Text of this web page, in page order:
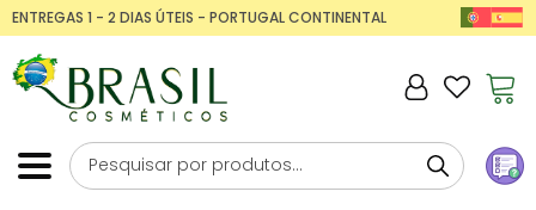
ENTREGAS 1 - 2 DIAS ÚTEIS - PORTUGAL CONTINENTAL